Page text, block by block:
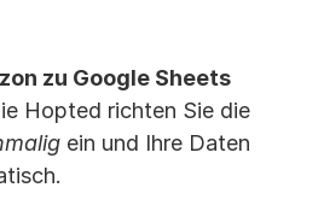
zu Google Sheets
Hopted richten Sie die
ein und Ihre Daten